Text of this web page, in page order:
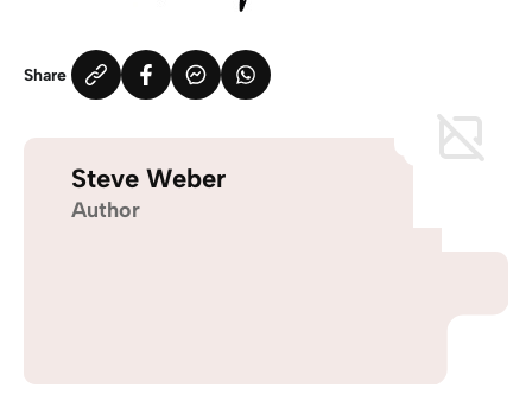
Share
Steve Weber
Author